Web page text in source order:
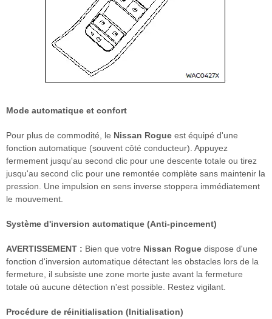
Mode automatique et confort
Pour plus de commodité, le Nissan Rogue est équipé d'une
fonction automatique (souvent côté conducteur). Appuyez
fermement jusqu'au second clic pour une descente totale ou tirez
jusqu'au second clic pour une remontée complète sans maintenir la
pression. Une impulsion en sens inverse stoppera immédiatement
le mouvement.
Système d'inversion automatique (Anti-pincement)
AVERTISSEMENT : Bien que votre Nissan Rogue dispose d'une
fonction d'inversion automatique détectant les obstacles lors de la
fermeture, il subsiste une zone morte juste avant la fermeture
totale où aucune détection n'est possible. Restez vigilant.
Procédure de réinitialisation (Initialisation)